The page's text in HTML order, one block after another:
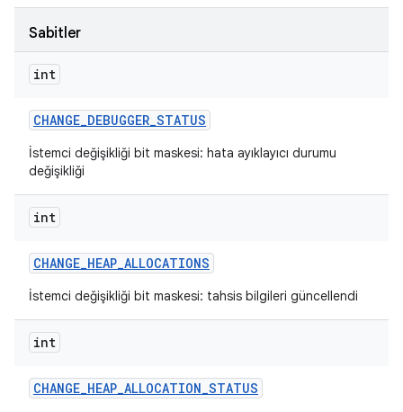
Sabitler
int
CHANGE_DEBUGGER_STATUS
İstemci değişikliği bit maskesi: hata ayıklayıcı durumu
değişikliği
int
CHANGE_HEAP_ALLOCATIONS
İstemci değişikliği bit maskesi: tahsis bilgileri güncellendi
int
CHANGE_HEAP_ALLOCATION_STATUS